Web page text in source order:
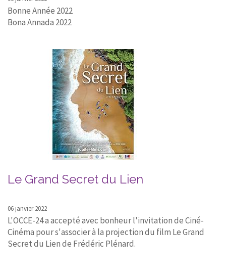
Bonne Année 2022
Bona Annada 2022
Le Grand Secret du Lien
06 janvier 2022
L'OCCE-24 a accepté avec bonheur l'invitation de Ciné-
Cinéma pour s'associer à la projection du film Le Grand
Secret du Lien de Frédéric Plénard.